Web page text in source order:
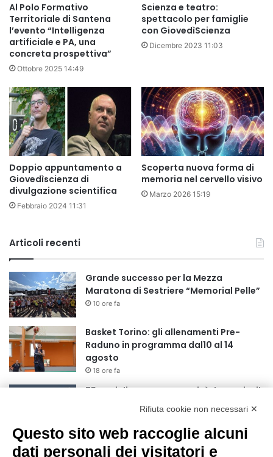
Al Polo Formativo
Territoriale di Santena
l’evento “Intelligenza
artificiale e PA, una
concreta prospettiva”
Ottobre 2025 14:49
Scienza e teatro:
spettacolo per famiglie
con GiovedìScienza
Dicembre 2023 11:03
Doppio appuntamento a
Giovedìscienza di
divulgazione scientifica
Febbraio 2024 11:31
Scoperta nuova forma di
memoria nel cervello visivo
Marzo 2026 15:19
Articoli recenti
Grande successo per la Mezza
Maratona di Sestriere “Memorial Pelle”
10 ore fa
Basket Torino: gli allenamenti Pre-
Raduno in programma dal10 al 14
agosto
18 ore fa
75 anni di INFN. La comunità, la storia, il
futuro della ricerca in fisica
18 ore fa
Stop alla linea Torino-Bardonecchia
Rifiuta cookie non necessari ✕
Questo sito web raccoglie alcuni
dati personali dei visitatori e